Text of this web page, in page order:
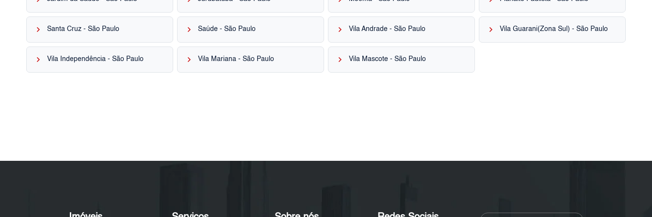
keyboard_arrow_right Santa Cruz - São Paulo keyboard_arrow_right Saúde - São Paulo keyboard_arrow_right Vila Andrade - São Paulo keyboard_arrow_right Vila Guarani(Zona Sul) - São Paulo
keyboard_arrow_right Vila Independência - São Paulo keyboard_arrow_right Vila Mariana - São Paulo keyboard_arrow_right Vila Mascote - São Paulo